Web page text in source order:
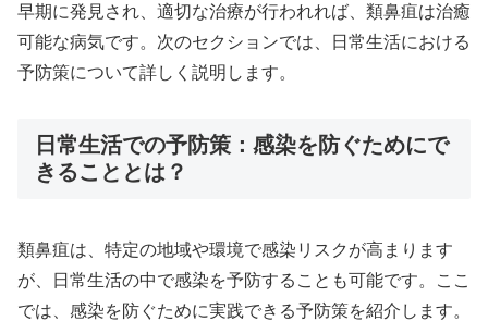
早期に発見され、適切な治療が行われれば、類鼻疽は治癒
可能な病気です。次のセクションでは、日常生活における
予防策について詳しく説明します。
日常生活での予防策：感染を防ぐためにで
きることとは？
類鼻疽は、特定の地域や環境で感染リスクが高まります
が、日常生活の中で感染を予防することも可能です。ここ
では、感染を防ぐために実践できる予防策を紹介します。